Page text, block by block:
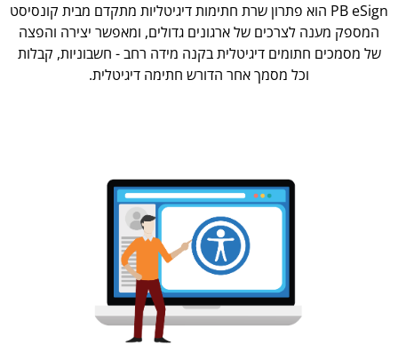
PB eSign הוא פתרון שרת חתימות דיגיטליות מתקדם מבית קונסיסט
המספק מענה לצרכים של ארגונים גדולים, ומאפשר יצירה והפצה
של מסמכים חתומים דיגיטלית בקנה מידה רחב - חשבוניות, קבלות
וכל מסמך אחר הדורש חתימה דיגיטלית.